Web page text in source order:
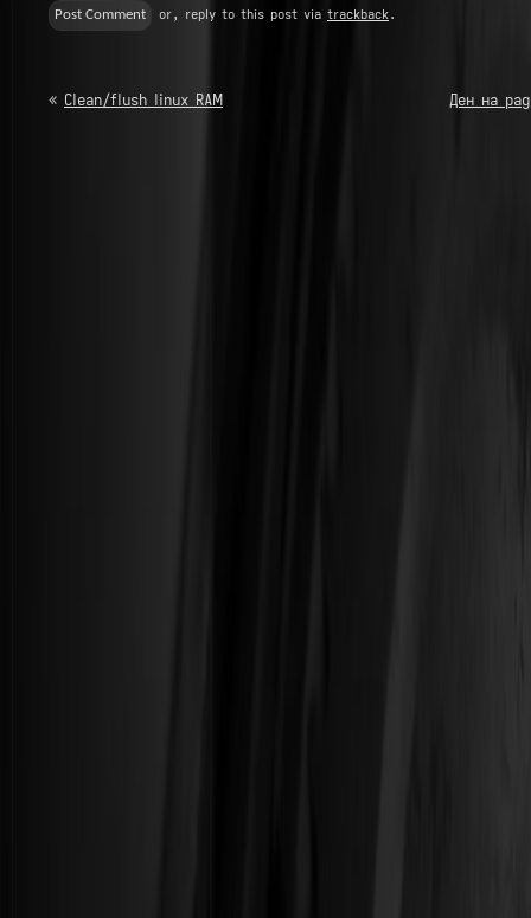
or, reply to this post via trackback.
Ден на
« Clean/flush linux RAM